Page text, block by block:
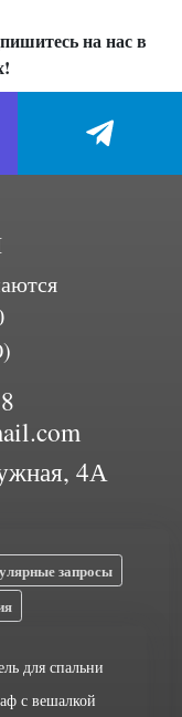
на нас в
4А
запросы
для спальни
с вешалкой